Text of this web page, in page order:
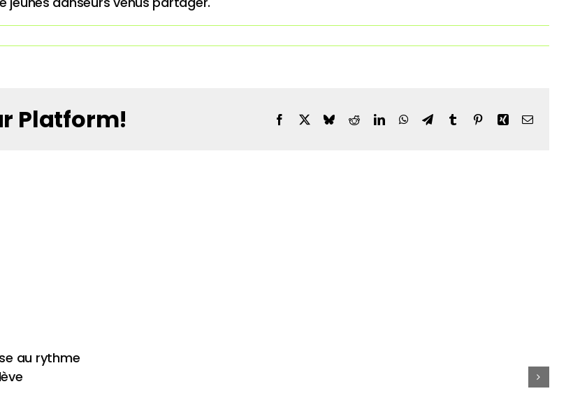
Platform! Facebook
X BlueskyRedditLinkedInWhatsApp
TelegramTumblrPinterestXing Email